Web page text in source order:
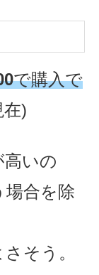
で購入で
在)
いの
合を除
そう。